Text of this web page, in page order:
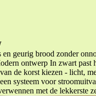
geurig brood zonder
ontwerp In zwart
de korst kiezen - licht,
systeem voor
met de lekkerste